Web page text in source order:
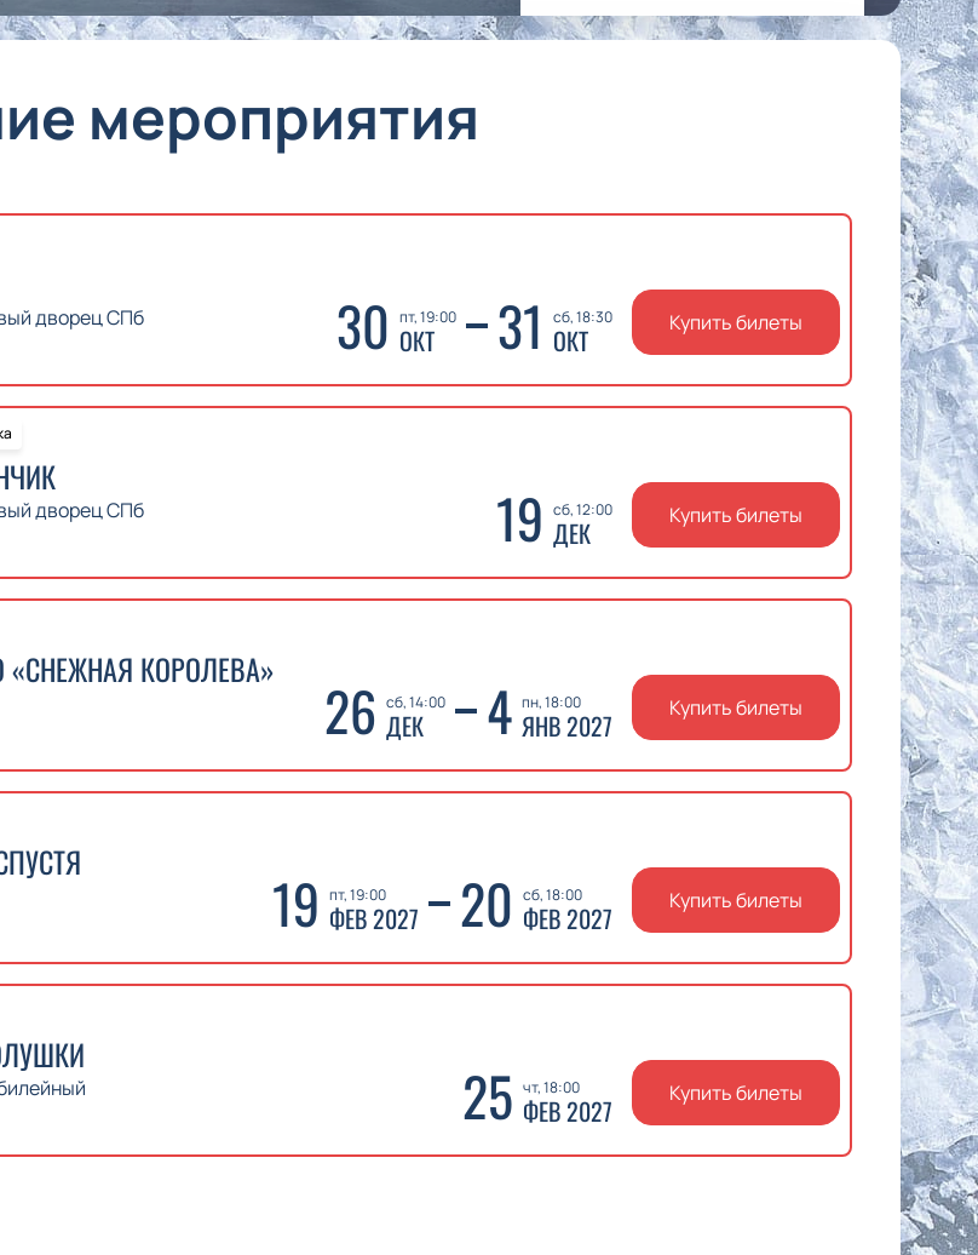
мероприятия
дворец СПб 30 пт, 19:00
ОКТ 31 сб, 18:30
ОКТ Купить билеты
дворец СПб 19 сб, 12:00
ДЕК Купить билеты
КОРОЛЕВА»
26 сб, 14:00
ДЕК 4 пн, 18:00
ЯНВ 2027 Купить билеты
19 пт, 19:00
ФЕВ 2027 20 сб, 18:00
ФЕВ 2027 Купить билеты
25 чт, 18:00
ФЕВ 2027 Купить билеты